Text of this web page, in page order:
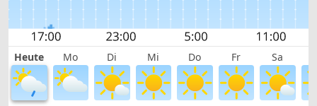
Heute Mo Di Mi Do Fr Sa